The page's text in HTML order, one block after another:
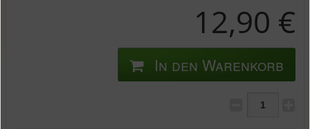
12,90 €
In den Warenkorb